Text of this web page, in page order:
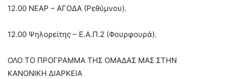
12.00 ΝΕΑΡ – ΑΓΟΔΑ (Ρεθύμνου).
12.00 Ψηλορείτης – Ε.Α.Π.2 (Φουρφουρά).
ΟΛΟ ΤΟ ΠΡΟΓΡΑΜΜΑ ΤΗΣ ΟΜΑΔΑΣ ΜΑΣ ΣΤΗΝ
ΚΑΝΟΝΙΚΗ ΔΙΑΡΚΕΙΑ